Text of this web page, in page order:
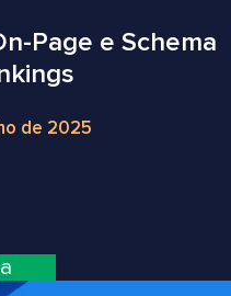
Page e Schema
de 2025